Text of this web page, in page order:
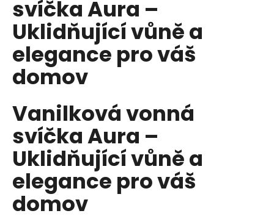
svíčka Aura –
Uklidňující vůně a
elegance pro váš
domov
Vanilková vonná
svíčka Aura –
Uklidňující vůně a
elegance pro váš
domov
a
j
í
t
?
HLEDAT
o